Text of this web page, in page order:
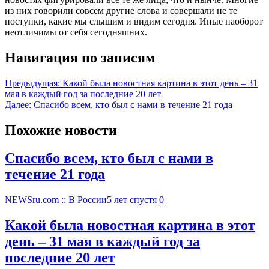
из них говорили совсем другие слова и совершали не те
поступки, какие мы слышим и видим сегодня. Иные наоборот
неотличимы от себя сегодняшних.
Навигация по записям
Предыдущая: Какой была новостная картина в этот день – 31
мая в каждый год за последние 20 лет
Далее: Спасибо всем, кто был с нами в течение 21 года
Похожие новости
Спасибо всем, кто был с нами в
течение 21 года
NEWSru.com :: В России5 лет спустя 0
Какой была новостная картина в этот
день – 31 мая в каждый год за
последние 20 лет